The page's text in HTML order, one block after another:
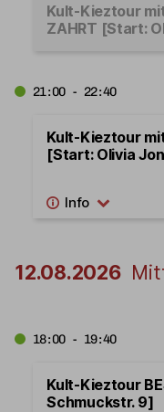
Kult-Kieztour
ZAHRT [Start:
21:00 - 22:40
Kult-Kieztour
[Start: Olivia
12.08.2026
18:00 - 19:40
Kult-Kieztour
Schmuckstr. 9]